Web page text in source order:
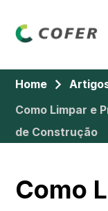
Home
Como Limpar e
de Construção
Como